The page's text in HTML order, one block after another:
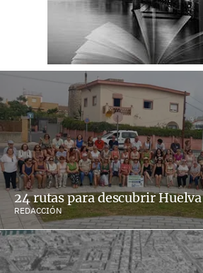
24 rutas para descubrir Huelva
REDACCIÓN